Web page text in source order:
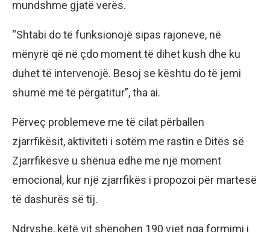
mundshme gjatë verës.
“Shtabi do të funksionojë sipas rajoneve, në
mënyrë që në çdo moment të dihet kush dhe ku
duhet të intervenojë. Besoj se kështu do të jemi
shumë më të përgatitur”, tha ai.
Përveç problemeve me të cilat përballen
zjarrfikësit, aktiviteti i sotëm me rastin e Ditës së
Zjarrfikësve u shënua edhe me një moment
emocional, kur një zjarrfikës i propozoi për martesë
të dashurës së tij.
Ndryshe, këtë vit shënohen 190 vjet nga formimi i